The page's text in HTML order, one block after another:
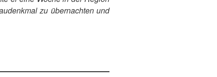
zu übernachten und